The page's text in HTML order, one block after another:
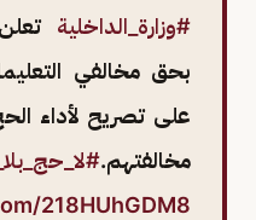
#وزارة_الداخلية
بحق مخالفي
على تصريح لأداء
مخالفتهم.
218HUhGDM8